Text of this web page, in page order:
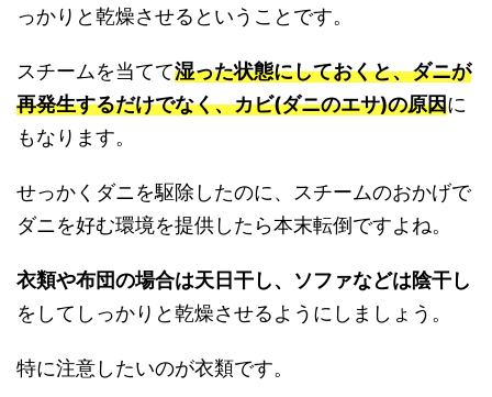
っかりと乾燥させるということです。
スチームを当てて湿った状態にしておくと、ダニが
再発生するだけでなく、カビ(ダニのエサ)の原因に
もなります。
せっかくダニを駆除したのに、スチームのおかげで
ダニを好む環境を提供したら本末転倒ですよね。
衣類や布団の場合は天日干し、ソファなどは陰干し
をしてしっかりと乾燥させるようにしましょう。
特に注意したいのが衣類です。